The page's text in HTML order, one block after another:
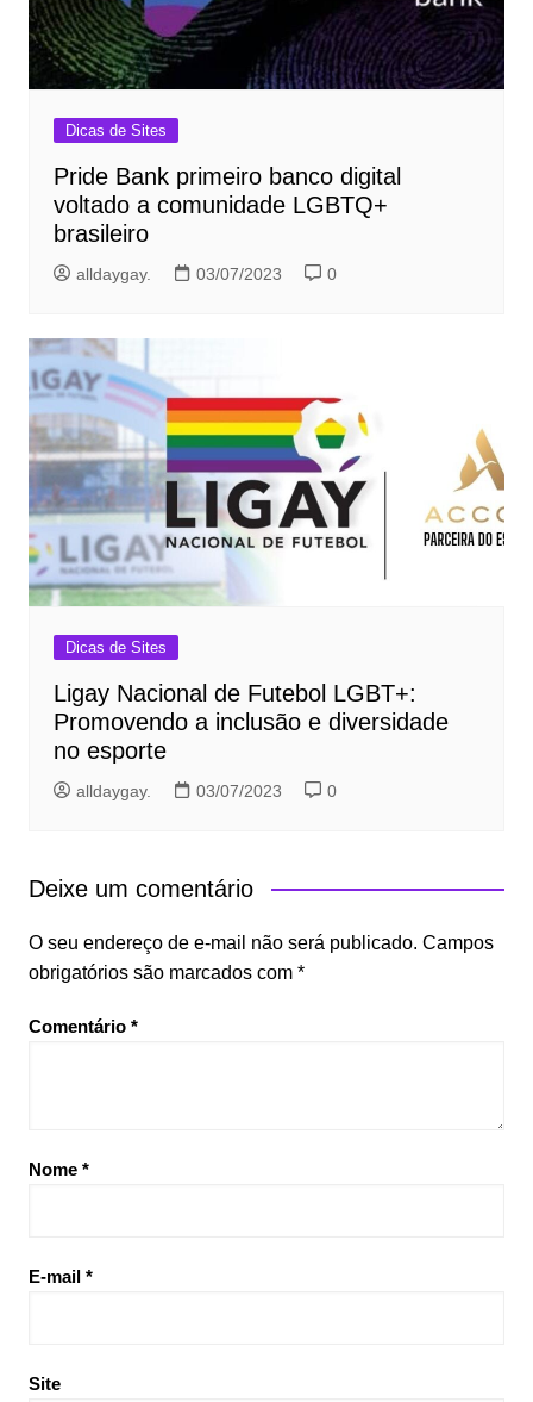
Dicas de Sites
Pride Bank primeiro banco digital
voltado a comunidade LGBTQ+
brasileiro
alldaygay. 03/07/2023 0
Dicas de Sites
Ligay Nacional de Futebol LGBT+:
Promovendo a inclusão e diversidade
no esporte
alldaygay. 03/07/2023 0
Deixe um comentário
O seu endereço de e-mail não será publicado. Campos
obrigatórios são marcados com *
Comentário *
Nome *
E-mail *
Site